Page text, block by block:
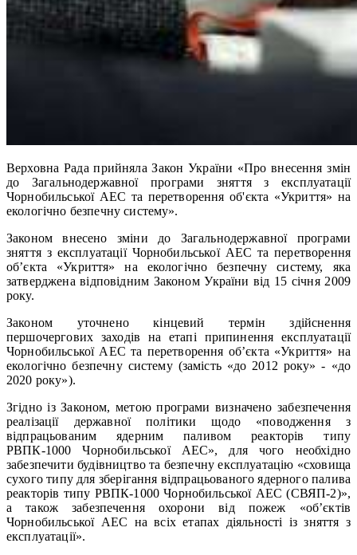
Верховна Рада прийняла Закон України «Про внесення змін
до Загальнодержавної програми зняття з експлуатації
Чорнобильської АЕС та перетворення об'єкта «Укриття» на
екологічно безпечну систему».
Законом внесено зміни до Загальнодержавної програми
зняття з експлуатації Чорнобильської АЕС та перетворення
об’єкта «Укриття» на екологічно безпечну систему, яка
затверджена відповідним Законом України від 15 січня 2009
року.
Законом уточнено кінцевий термін здійснення
першочергових заходів на етапі припинення експлуатації
Чорнобильської АЕС та перетворення об’єкта «Укриття» на
екологічно безпечну систему (замість «до 2012 року» - «до
2020 року»).
Згідно із Законом, метою програми визначено забезпечення
реалізації державної політики щодо «поводження з
відпрацьованим ядерним паливом реакторів типу
РВПК-1000 Чорнобильської АЕС», для чого необхідно
забезпечити будівництво та безпечну експлуатацію «сховища
сухого типу для зберігання відпрацьованого ядерного палива
реакторів типу РВПК-1000 Чорнобильської АЕС (СВЯП-2)»,
а також забезпечення охорони від пожеж «об’єктів
Чорнобильської АЕС на всіх етапах діяльності із зняття з
експлуатації».